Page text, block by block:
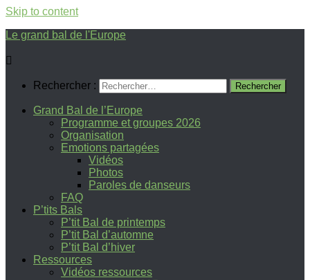
Skip to content
Le grand bal de l'Europe
Rechercher :
Grand Bal de l’Europe
Programme et groupes 2026
Organisation
Emotions partagées
Vidéos
Photos
Paroles de danseurs
FAQ
P’tits Bals
P’tit Bal de printemps
P’tit Bal d’automne
P’tit Bal d’hiver
Ressources
Vidéos ressources